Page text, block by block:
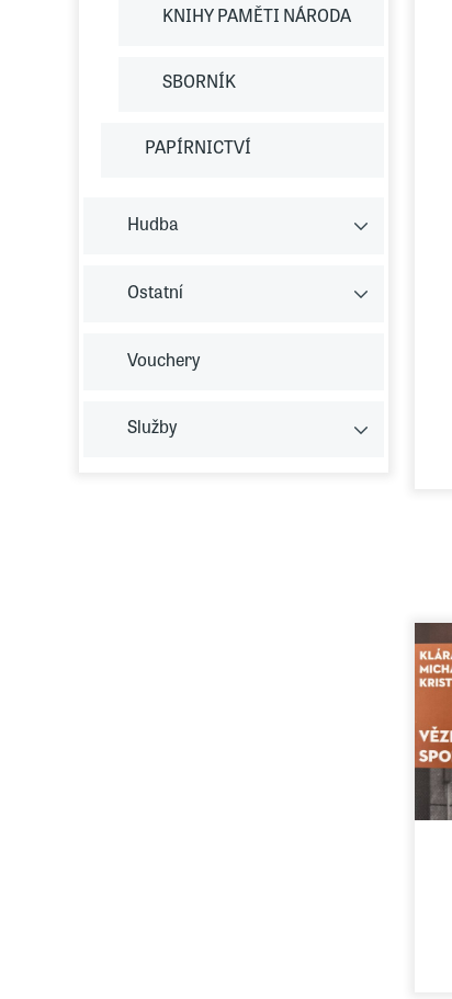
KNIHY PAMĚTI NÁRODA
SBORNÍK
PAPÍRNICTVÍ
Hudba
Ostatní
Vouchery
Služby